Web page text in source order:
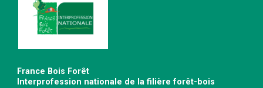
France Bois Forêt
Interprofession nationale de la filière forêt-bois